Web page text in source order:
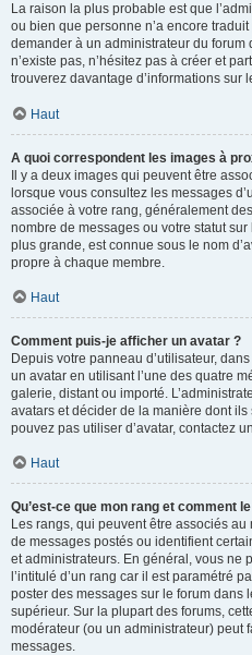
La raison la plus probable est que
ou bien que personne n’a encore
demander à un administrateur du forum
n’existe pas, n’hésitez pas à créer et
trouverez davantage d’informations sur
Haut
A quoi correspondent les images à
Il y a deux images qui peuvent être
lorsque vous consultez les messages
associée à votre rang, généralement
nombre de messages ou votre statut
plus grande, est connue sous le nom
propre à chaque membre.
Haut
Comment puis-je afficher un avatar ?
Depuis votre panneau d’utilisateur,
un avatar en utilisant l’une des quatre
galerie, distant ou importé.
avatars et décider de la manière dont
pouvez pas utiliser d’avatar, contactez
Haut
Qu’est-ce que mon rang et comment
Les rangs, qui peuvent être associés
de messages postés ou identifient
et administrateurs. En général, vous ne
l’intitulé d’un rang car il est paramétré
poster des messages sur le forum dans
supérieur. Sur la plupart des forums,
modérateur (ou un administrateur) peut
messages.